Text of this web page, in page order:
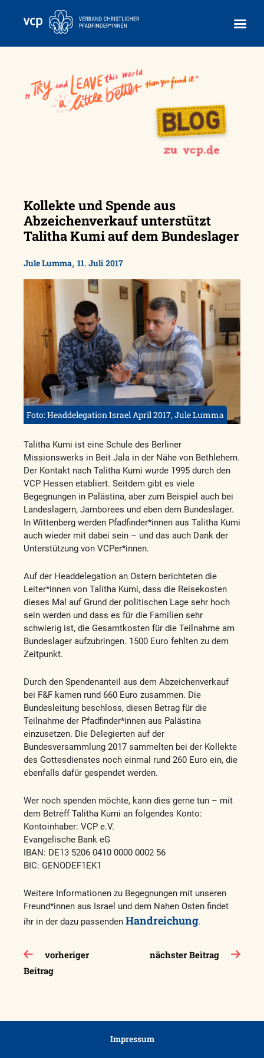
Kollekte und Spende aus
Abzeichenverkauf unterstützt
Talitha Kumi auf dem Bundeslager
Jule Lumma, 11. Juli 2017
Foto: Headdelegation Israel April 2017, Jule Lumma
Talitha Kumi ist eine Schule des Berliner
Missionswerks in Beit Jala in der Nähe von Bethlehem.
Der Kontakt nach Talitha Kumi wurde 1995 durch den
VCP Hessen etabliert. Seitdem gibt es viele
Begegnungen in Palästina, aber zum Beispiel auch bei
Landeslagern, Jamborees und eben dem Bundeslager.
In Wittenberg werden Pfadfinder*innen aus Talitha Kumi
auch wieder mit dabei sein – und das auch Dank der
Unterstützung von VCPer*innen.
Auf der Headdelegation an Ostern berichteten die
Leiter*innen von Talitha Kumi, dass die Reisekosten
dieses Mal auf Grund der politischen Lage sehr hoch
sein werden und dass es für die Familien sehr
schwierig ist, die Gesamtkosten für die Teilnahme am
Bundeslager aufzubringen. 1500 Euro fehlten zu dem
Zeitpunkt.
Durch den Spendenanteil aus dem Abzeichenverkauf
bei F&F kamen rund 660 Euro zusammen. Die
Bundesleitung beschloss, diesen Betrag für die
Teilnahme der Pfadfinder*innen aus Palästina
einzusetzen. Die Delegierten auf der
Bundesversammlung 2017 sammelten bei der Kollekte
des Gottesdienstes noch einmal rund 260 Euro ein, die
ebenfalls dafür gespendet werden.
Wer noch spenden möchte, kann dies gerne tun – mit
dem Betreff Talitha Kumi an folgendes Konto:
Kontoinhaber: VCP e.V.
Evangelische Bank eG
IBAN: DE13 5206 0410 0000 0002 56
BIC: GENODEF1EK1
Weitere Informationen zu Begegnungen mit unseren
Freund*innen aus Israel und dem Nahen Osten findet
ihr in der dazu passenden Handreichung.
Beitragsnavigation
vorheriger
Beitrag
nächster Beitrag
Impressum